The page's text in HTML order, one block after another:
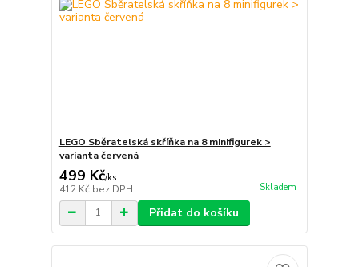
LEGO Sběratelská skříňka na 8 minifigurek >
varianta červená
499 Kč/ks
412 Kč bez DPH Skladem
Přidat do košíku